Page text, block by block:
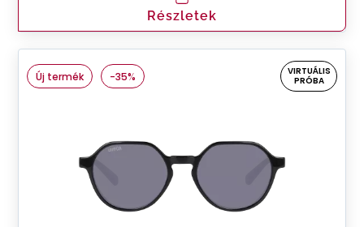
Részletek
Új termék -35%
VIRTUÁLIS
PRÓBA